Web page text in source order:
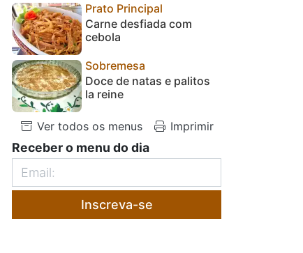
Prato Principal
Carne desfiada com
cebola
Sobremesa
Doce de natas e palitos
la reine
Ver todos os menus Imprimir
Receber o menu do dia
Inscreva-se